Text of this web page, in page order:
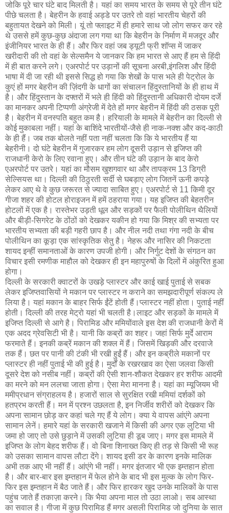
जोकि पूरे चार घंटे बाद मिलती है। यहां का समय भारत के समय से पूरे तीन घंटे
पीछे चलता है। बेहरीन के हवाई अड्डे पर उतरे तो वहां भारतीय चेहरों की
बहुतायत देखने को मिली। यूं तो फ्लाइट में ही हमारे साथ जो लोग सफर कर रहे
थे उससे हमें कुछ-कुछ अंदाजा लग गया था कि बेहरीन के निर्माण में मजदूर और
इंजीनियर भारत के ही हैं। और फिर वहां जब ड्यूटी फ्री शॉप्स में जाकर
खरीदारी की तो वहां के सेल्समैन ये जानकर कि हम भारत से आए हैं हम से हिंदी
में ही बात करने लगे। एअरपोर्ट पर उड़ानों की सूचना अरबी,इंगलिश और हिंदी
भाषा में दी जा रही थी इससे सिद्ध हो गया कि शेखों के पास भले ही पेट्रोल के
कुएं हों मगर बेहरीन की ज़िंदगी के धागों का संचालन हिंदुस्तानियों के ही हाथ में
है। और हिंदुस्तान के दफ्तरों में भले ही हिंदी को हिंदुस्तानी अधिकारी दोयम दर्जे
का मानकर अपनी टिप्पणी अंग्रेजी में देते हों मगर बेहरीन में हिंदी की ठसक पूरी
है। बेहरीन में वनस्पति बहुत कम है। हरियाली के मामले में बेहरीन का दिल्ली से
कोई मुकाबला नहीं। यहां के बाशिंदे भारतीयों-जैसे ही नाक-नक्श और कद-काठी
के ही हैं। जब तक बोलते नहीं पता नहीं चलता कि कि ये भारतीय हैं या
बेहरीनी। दो घंटे बेहरीन में गुजारकर हम लोग दूसरी उड़ान से इजिप्त की
राजधानी केरो के लिए रवाना हुए। और तीन घंटे की उड़ान के बाद केरो
एअरपोर्ट पर उतरे। यहां का मौसम खुशगवार था और तापक्रम 13 डिग्री
सेल्सियस था। दिल्ली की ठिठुरती सर्दी से घबड़ाए लोग जितनें ऊनी कपड़े
लेकर आए थे वे कुछ जरूरत से ज्यादा साबित हुए। एअरपोर्ट से 11 किमी दूर
गीजा शहर की होटल होराइजन में हमें ठहराया गया। यह इजिप्त की बेहतरीन
होटलों में एक है। रास्तेभर उड़ती धूल और सड़कों पर फैली पोलीथिन थैलियों
और बीड़ी-सिगरेट के ठोंठों को देखकर यकीन हो गया कि मिश्र की सभ्यता पर
भारतीय सभ्यता की बड़ी गहरी छाप है। और नील नदी तथा गंगा नदी के बीच
पोलीथिन का कूड़ा एक सांस्कृतिक सेतु है। नेहरू और नासिर की निकटता
शायद इन्हीं समानताओं के कारण उपजी होगी। और निर्गुट देशों के संगठन का
विचार इसी रमणीक माहौल को देखकर ही इन महापुरुषों के दिलों में अंकुरित हुआ
होगा।
दिल्ली के सरकारी क्वाटरों के उखड़े प्लास्टर और काई खाई पुताई से सबक
लेकर इजिप्तवासियों ने मकान पर प्लास्टर न कराने का समझदारीपूर्ण संकल्प ले
लिया है। यहां मकान के बाहर सिर्फ ईंटें होती हैं।प्लास्टर नहीं होता। पुताई नहीं
होती। दिल्ली की तरह मेट्रो यहां भी चलती है।लाइट और सड़कों के मामले में
इजिप्त दिल्ली से आगे है। पिरामिड और ममियोंवाले इस देश की राजधानी केरों में
एक अदद ग्रेवसिटी भी है। यानी कि कब्रों का शहर। जहां सिर्फ मुर्दे आराम
फरमाते हैं। इनकी कब्रें मकान की शक्ल में हैं। जिसमें खिड़की और दरवाजे
तक हैं। छत पर पानी की टंकी भी रखी हुईं हैं। और इन कब्रीले मकानों पर
प्लास्टर ही नहीं पुताई भी की हुई है। मुर्दों के रखरखाव का ऐसा जलवा किसी
दूसरे देश को नसीब नहीं। कब्रों की ऐसी शान-शौकत देखकर हर शरीफ आदमी
का मरने को मन ललचा जाता होगा। ऐसा मेरा मानना है। यहां का म्यूजियम भी
ममीप्रधान संग्राहलय है। हजारों साल से सुरक्षित रखी ममियां दर्शकों को
हतप्रभ करती हैं। मन में प्रश्न उछलता है, इन निर्जीव शरीरों को देखकर कि
अपना सामान छोड़ कर कहां चले गए हैं ये लोग। क्या ये वापस आंएंगे अपना
सामान लेनें। हमारे यहां के सरकारी खजाने में किसी की अगर एक लुटिया भी
जमा हो जाए तो उसे छुड़ाने में उसकी लुटिया ही डूब जाए। मगर इस मामले में
इजिप्त के लोग बेहद शरीफ हैं। वो बिना शिनाख्त किए ही तड़ से किसी भी रूह
को उसका सामान वापस लौटा देंगे। शायद इसी डर के कारण इनके मालिक
अभी तक आए भी नहीं हैं। आंएंगे भी नहीं। मगर इंतजार भी एक इम्तहान होता
है। और बार-बार इस इम्तहान में फेल होने के बाद भी इस मुल्क के लोग फिर-
फिर इस इम्तहान में बैठ जाते हैं। और फिर हारकर खुद उनके मालिकों के पास
पहुंच जाते हैं तकाज़ा करने। कि भैया अपना माल तो उठा लाओ। सब आस्था
का सवाल है। गीजा में कुछ पिरामिड हैं मगर असली पिरामिड जो दुनिया के सात